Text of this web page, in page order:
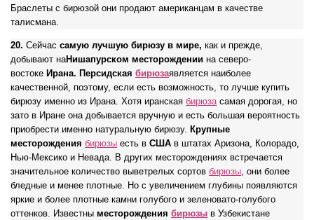
Браслеты с бирюзой они продают американцам в качестве
талисмана.
20. Сейчас самую лучшую бирюзу в мире, как и прежде,
добывают наНишапурском месторождении на северо-
востоке Ирана. Персидская бирюзаявляется наиболее
качественной, поэтому, если есть возможность, то лучше купить
бирюзу именно из Ирана. Хотя иранская бирюза самая дорогая, но
зато в Иране она добывается вручную и есть большая вероятность
приобрести именно натуральную бирюзу. Крупные
месторождения бирюзы есть в США в штатах Аризона, Колорадо,
Нью-Мексико и Невада. В других месторождениях встречается
значительное количество выветрелых сортов бирюзы , они более
бледные и менее плотные. Но с увеличением глубины появляются
яркие и более плотные камни голубого и зеленовато-голубого
оттенков. Известны месторождения бирюзы в Узбекистане